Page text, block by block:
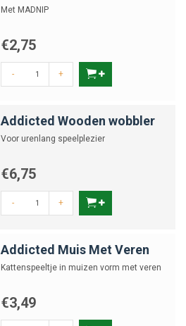
Met MADNIP
€2,75
- +
Addicted Wooden wobbler
Voor urenlang speelplezier
€6,75
- +
Addicted Muis Met Veren
Kattenspeeltje in muizen vorm met veren
€3,49